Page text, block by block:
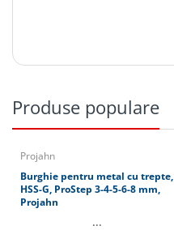
Produse populare
Projahn
Burghie pentru metal cu trepte,
HSS-G, ProStep 3-4-5-6-8 mm,
Projahn
...